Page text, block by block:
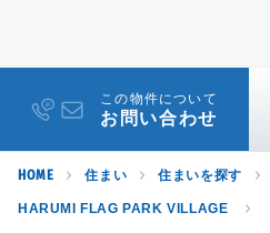
この物件について
お問い合わせ
HOME 住まい 住まいを探す
HARUMI FLAG PARK VILLAGE